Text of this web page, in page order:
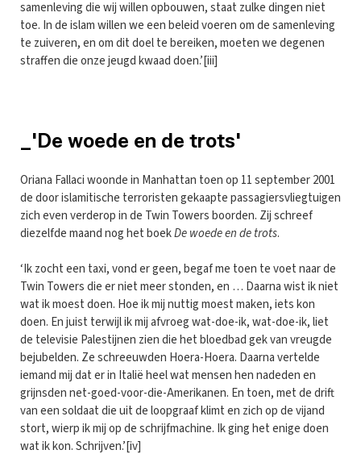
samenleving die wij willen opbouwen, staat zulke dingen niet
toe. In de islam willen we een beleid voeren om de samenleving
te zuiveren, en om dit doel te bereiken, moeten we degenen
straffen die onze jeugd kwaad doen.’[iii]
_'De woede en de trots'
Oriana Fallaci woonde in Manhattan toen op 11 september 2001
de door islamitische terroristen gekaapte passagiersvliegtuigen
zich even verderop in de Twin Towers boorden. Zij schreef
diezelfde maand nog het boekDe woede en de trots.
‘Ik zocht een taxi, vond er geen, begaf me toen te voet naar de
Twin Towers die er niet meer stonden, en … Daarna wist ik niet
wat ik moest doen. Hoe ik mij nuttig moest maken, iets kon
doen. En juist terwijl ik mij afvroeg wat-doe-ik, wat-doe-ik, liet
de televisie Palestijnen zien die het bloedbad gek van vreugde
bejubelden. Ze schreeuwden Hoera-Hoera. Daarna vertelde
iemand mij dat er in Italië heel wat mensen hen nadeden en
grijnsden net-goed-voor-die-Amerikanen. En toen, met de drift
van een soldaat die uit de loopgraaf klimt en zich op de vijand
stort, wierp ik mij op de schrijfmachine. Ik ging het enige doen
wat ik kon. Schrijven.’[iv]